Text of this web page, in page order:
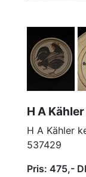
H A
H A Kähler
537429
Pris: 475,-